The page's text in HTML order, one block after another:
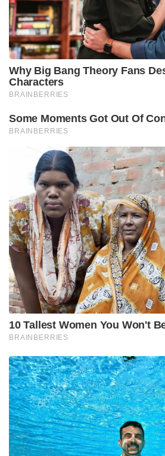
Why Big Bang Theory Fans
Characters
BRAINBERRIES
Some Moments Got Out Of
BRAINBERRIES
10 Tallest Women You Won't
BRAINBERRIES